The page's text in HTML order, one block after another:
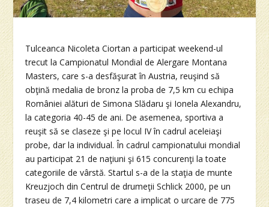
Tulceanca Nicoleta Ciortan a participat weekend-ul
trecut la Campionatul Mondial de Alergare Montana
Masters, care s-a desfăşurat în Austria, reuşind să
obţină medalia de bronz la proba de 7,5 km cu echipa
României alături de Simona Slădaru şi Ionela Alexandru,
la categoria 40-45 de ani. De asemenea, sportiva a
reuşit să se claseze şi pe locul IV în cadrul aceleiaşi
probe, dar la individual. În cadrul campionatului mondial
au participat 21 de naţiuni şi 615 concurenţi la toate
categoriile de vârstă. Startul s-a de la staţia de munte
Kreuzjoch din Centrul de drumeţii Schlick 2000, pe un
traseu de 7,4 kilometri care a implicat o urcare de 775